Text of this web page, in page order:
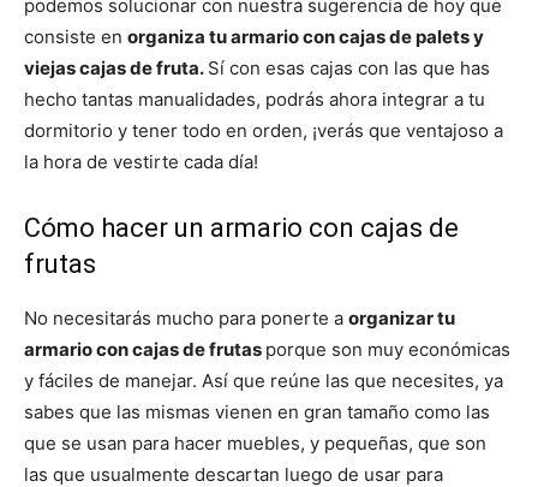
podemos solucionar con nuestra sugerencia de hoy que
consiste en organiza tu armario con cajas de palets y
viejas cajas de fruta. Sí con esas cajas con las que has
hecho tantas manualidades, podrás ahora integrar a tu
dormitorio y tener todo en orden, ¡verás que ventajoso a
la hora de vestirte cada día!
Cómo hacer un armario con cajas de
frutas
No necesitarás mucho para ponerte a organizar tu
armario con cajas de frutas porque son muy económicas
y fáciles de manejar. Así que reúne las que necesites, ya
sabes que las mismas vienen en gran tamaño como las
que se usan para hacer muebles, y pequeñas, que son
las que usualmente descartan luego de usar para